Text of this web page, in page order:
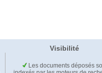
Visibilité
Les documents déposés